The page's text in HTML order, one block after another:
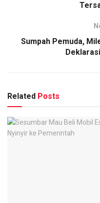
Sumpah Pemuda,
Related Posts